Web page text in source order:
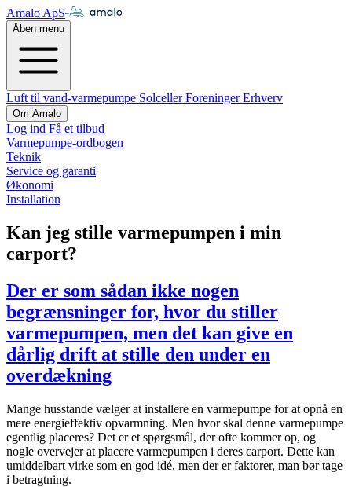
Amalo ApS
Åben menu
Luft til vand-varmepumpe SolcellerForeningerErhverv
Om Amalo
Log ind Få et tilbud
Varmepumpe-ordbogen
Teknik
Service og garanti
Økonomi
Installation
Kan jeg stille varmepumpen i min
carport?
Der er som sådan ikke nogen
begrænsninger for, hvor du stiller
varmepumpen, men det kan give en
dårlig drift at stille den under en
overdækning
Mange husstande vælger at installere en varmepumpe for at opnå en
mere energieffektiv opvarmning. Men hvor skal denne varmepumpe
egentlig placeres? Det er et spørgsmål, der ofte kommer op, og
nogle overvejer at placere varmepumpen i deres carport. Dette kan
umiddelbart virke som en god idé, men der er faktorer, man bør tage
i betragtning.